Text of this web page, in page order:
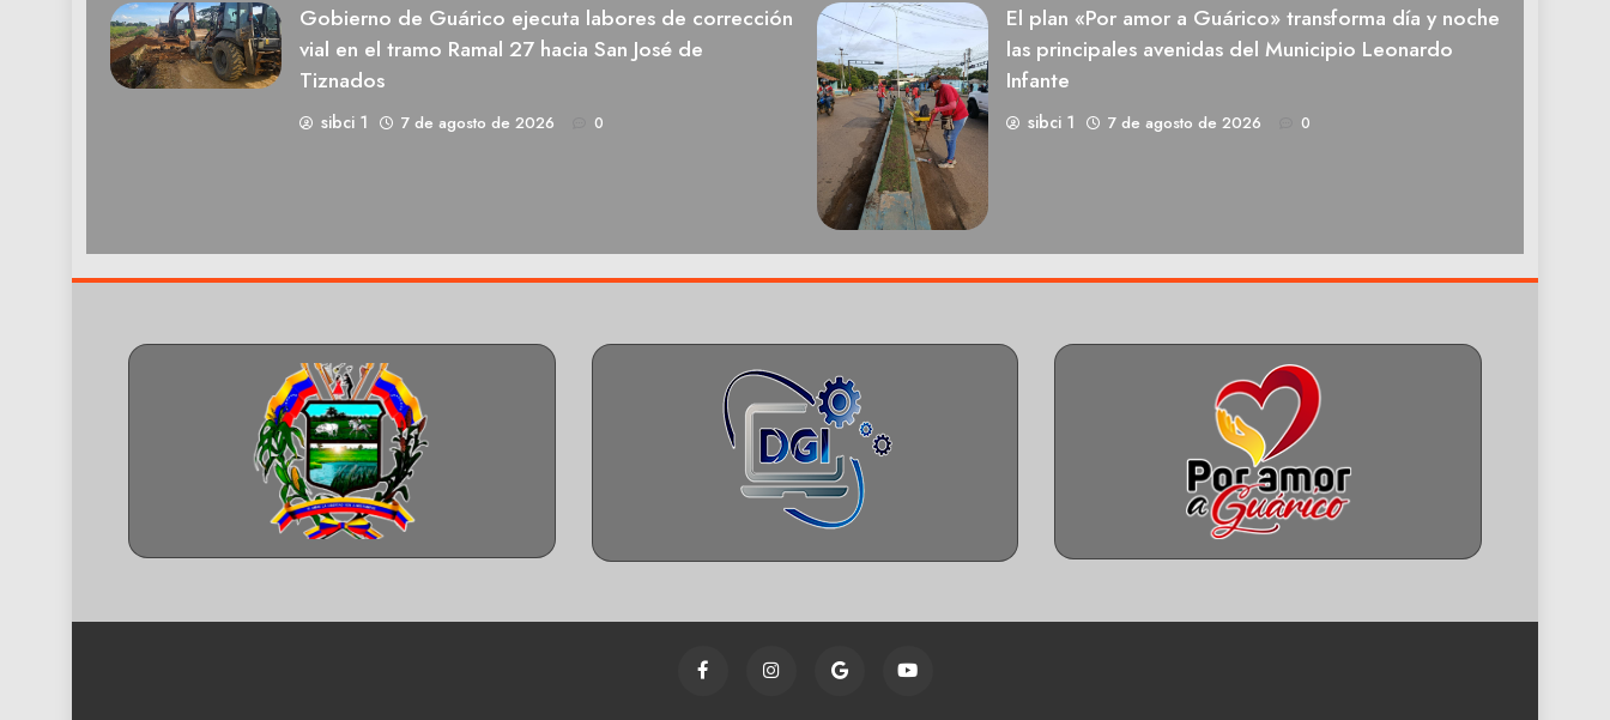
Gobierno de Guárico ejecuta labores de corrección
vial en el tramo Ramal 27 hacia San José de
Tiznados
sibci 1 7 de agosto de 2026 0
El plan «Por amor a Guárico» transforma día y noche
las principales avenidas del Municipio Leonardo
Infante
sibci 1 7 de agosto de 2026 0